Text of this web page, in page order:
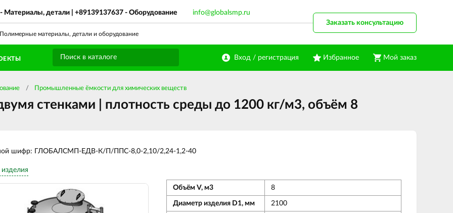
материалы, детали и оборудование
Материалы, детали | +89139137637 - Оборудование info@globalsmp.ru
Вход / регистрация Избранное Мой заказ
Заказать консультацию
Промышленные ёмкости для химических веществ
стенками | плотность среды до 1200 кг/м3, объём 8
шифр: ГЛОБАЛСМП-ЕДВ-К/П/ППС-8,0-2,10/2,24-1,2-40
Объём V, м3 8
Диаметр изделия D1, мм 2100